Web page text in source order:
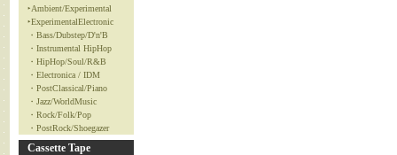
‣Ambient/Experimental
‣ExperimentalElectronic
・Bass/Dubstep/D'n'B
・Instrumental HipHop
・HipHop/Soul/R&B
・Electronica / IDM
・PostClassical/Piano
・Jazz/WorldMusic
・Rock/Folk/Pop
・PostRock/Shoegazer
Cassette Tape